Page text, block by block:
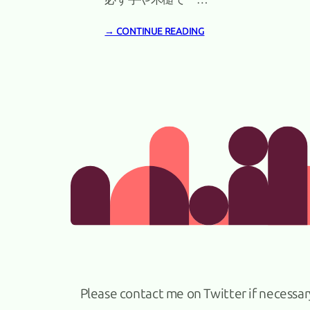
→ CONTINUE READING
Please contact me on Twitter if